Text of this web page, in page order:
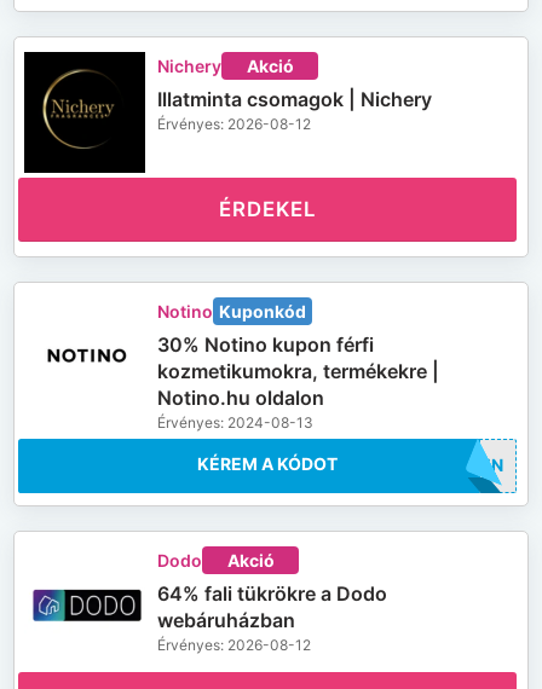
Nichery Akció
Illatminta csomagok | Nichery
Érvényes: 2026-08-12
ÉRDEKEL
Notino Kuponkód
30% Notino kupon férfi
kozmetikumokra, termékekre |
Notino.hu oldalon
Érvényes: 2024-08-13
MEN
KÉREM A KÓDOT
Dodo Akció
64% fali tükrökre a Dodo
webáruházban
Érvényes: 2026-08-12